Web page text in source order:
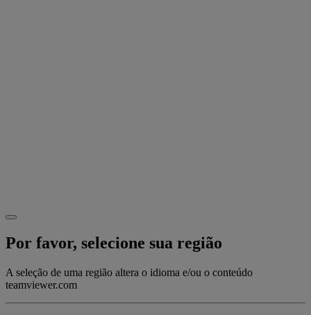
Por favor, selecione sua região
A seleção de uma região altera o idioma e/ou o conteúdo
teamviewer.com